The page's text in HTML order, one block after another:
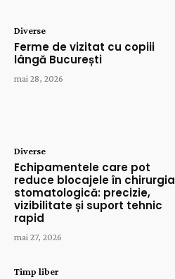
Diverse
Ferme de vizitat cu copiii
lângă București
mai 28, 2026
Diverse
Echipamentele care pot
reduce blocajele în chirurgia
stomatologică: precizie,
vizibilitate și suport tehnic
rapid
mai 27, 2026
Timp liber